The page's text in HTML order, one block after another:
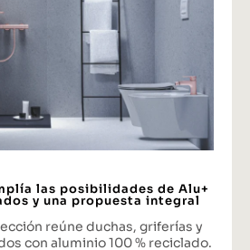
las posibilidades de Alu+
y una propuesta integral
reúne duchas, griferías y
con aluminio 100 % reciclado.